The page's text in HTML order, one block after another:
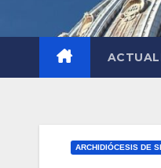
ARCHIDIÓCESIS DE